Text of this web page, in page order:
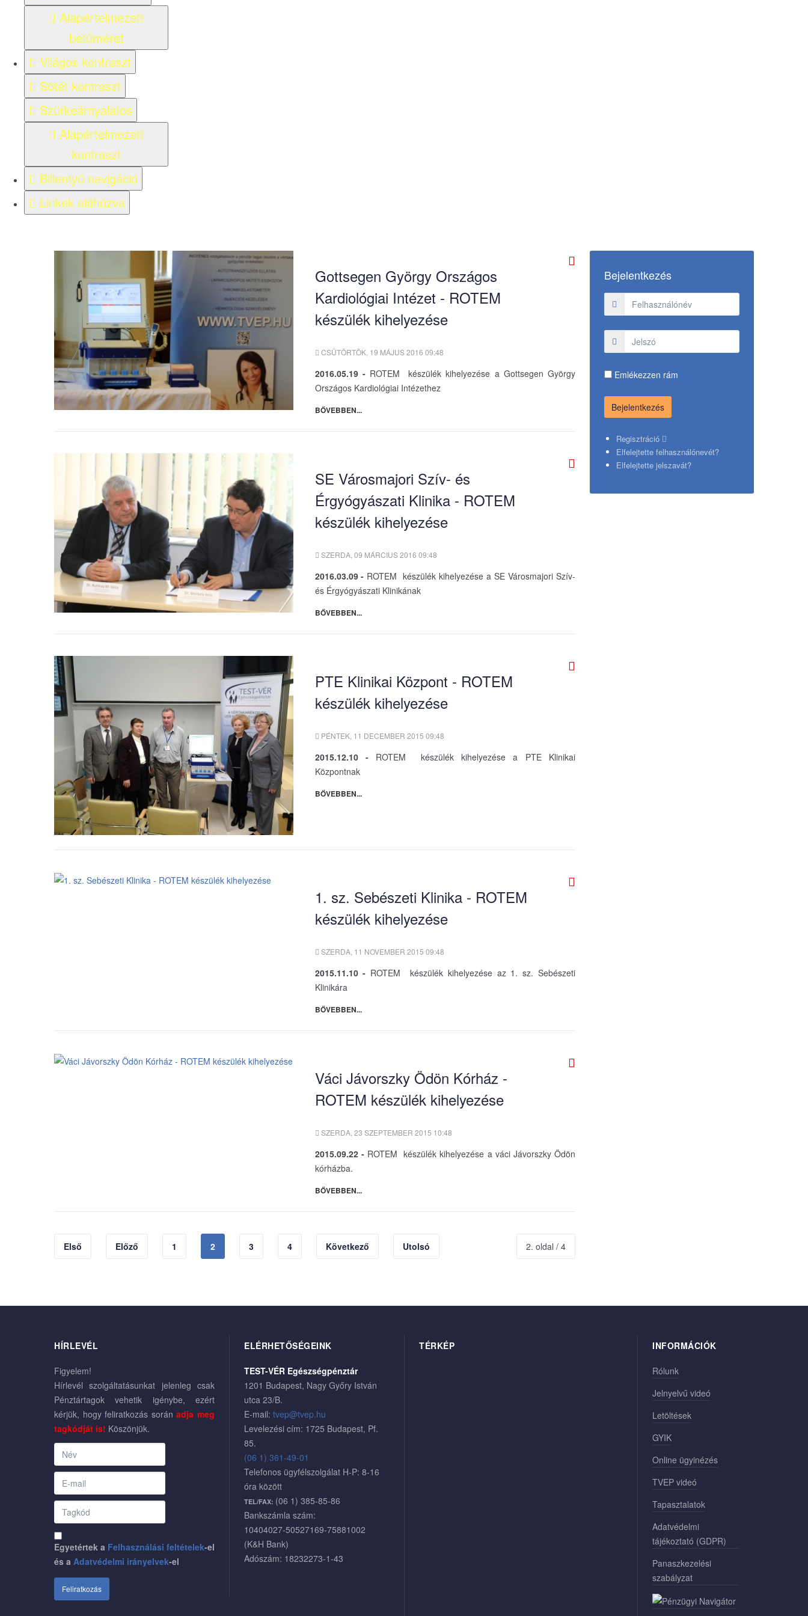
Alapértelmezett
betűméret
Világos kontraszt
Sötét kontraszt
Szürkeárnyalatos
Alapértelmezett
kontraszt
Billentyű navigáció
Linkek aláhúzva
Gottsegen György Országos
Kardiológiai Intézet - ROTEM
készülék kihelyezése
CSÜTÖRTÖK, 19 MÁJUS 2016 09:48
2016.05.19 - ROTEM készülék kihelyezése a Gottsegen György
Országos Kardiológiai Intézethez
BŐVEBBEN...
SE Városmajori Szív- és
Érgyógyászati Klinika - ROTEM
készülék kihelyezése
SZERDA, 09 MÁRCIUS 2016 09:48
2016.03.09 - ROTEM készülék kihelyezése a SE Városmajori Szív-
és Érgyógyászati Klinikának
BŐVEBBEN...
PTE Klinikai Központ - ROTEM
készülék kihelyezése
PÉNTEK, 11 DECEMBER 2015 09:48
2015.12.10 - ROTEM készülék kihelyezése a PTE Klinikai
Központnak
BŐVEBBEN...
1. sz. Sebészeti Klinika - ROTEM
készülék kihelyezése
SZERDA, 11 NOVEMBER 2015 09:48
2015.11.10 - ROTEM készülék kihelyezése az 1. sz. Sebészeti
Klinikára
BŐVEBBEN...
Váci Jávorszky Ödön Kórház -
ROTEM készülék kihelyezése
SZERDA, 23 SZEPTEMBER 2015 10:48
2015.09.22 - ROTEM készülék kihelyezése a váci Jávorszky Ödön
kórházba.
BŐVEBBEN...
Első Előző 1 2 3 4 Következő Utolsó 2. oldal / 4
Bejelentkezés
Emlékezzen rám
Regisztráció
Elfelejtette felhasználónevét?
Elfelejtette jelszavát?
HÍRLEVÉL
Figyelem!
Hírlevél szolgáltatásunkat jelenleg csak
Pénztártagok vehetik igénybe, ezért
kérjük, hogy feliratkozás során adja meg
tagkódját is! Köszönjük.
Egyetértek a Felhasználási feltételek-el
és a Adatvédelmi irányelvek-el
ELÉRHETŐSÉGEINK
TEST-VÉR Egészségpénztár
1201 Budapest, Nagy Győry István
utca 23/B.
E-mail: tvep@tvep.hu
Levelezési cím: 1725 Budapest, Pf.
85.
(06 1) 361-49-01
Telefonos ügyfélszolgálat H-P: 8-16
óra között
TEL/FAX: (06 1) 385-85-86
Bankszámla szám:
10404027-50527169-75881002
(K&H Bank)
Adószám: 18232273-1-43
TÉRKÉP INFORMÁCIÓK
Rólunk
Jelnyelvű videó
Letöltések
GYIK
Online ügyinézés
TVEP videó
Tapasztalatok
Adatvédelmi
tájékoztató (GDPR)
Panaszkezelési
szabályzat